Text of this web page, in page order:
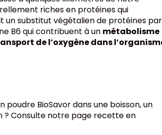
riches en protéines qui
un substitut végétalien de protéines par
B6 qui contribuent à un métabolisme
de l’oxygène dans
BioSavor dans une boisson, un
? Consulte notre page recette en